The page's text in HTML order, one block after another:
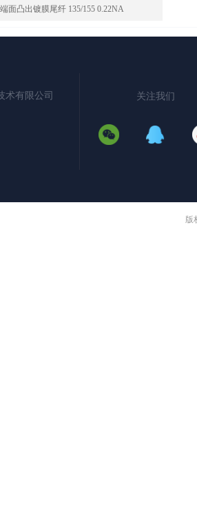
面凸出镀膜尾纤 135/155 0.22NA
关注我们
术有限公司
版